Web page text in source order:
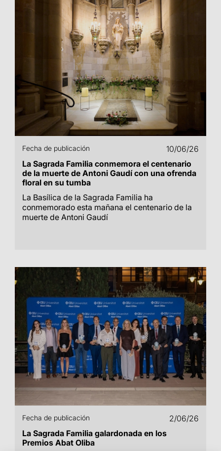
Fecha de publicación
10/06/26
La Sagrada Familia conmemora el centenario
de la muerte de Antoni Gaudí con una ofrenda
floral en su tumba
La Basílica de la Sagrada Familia ha
conmemorado esta mañana el centenario de la
muerte de Antoni Gaudí
Fecha de publicación
2/06/26
La Sagrada Familia galardonada en los
Premios Abat Oliba